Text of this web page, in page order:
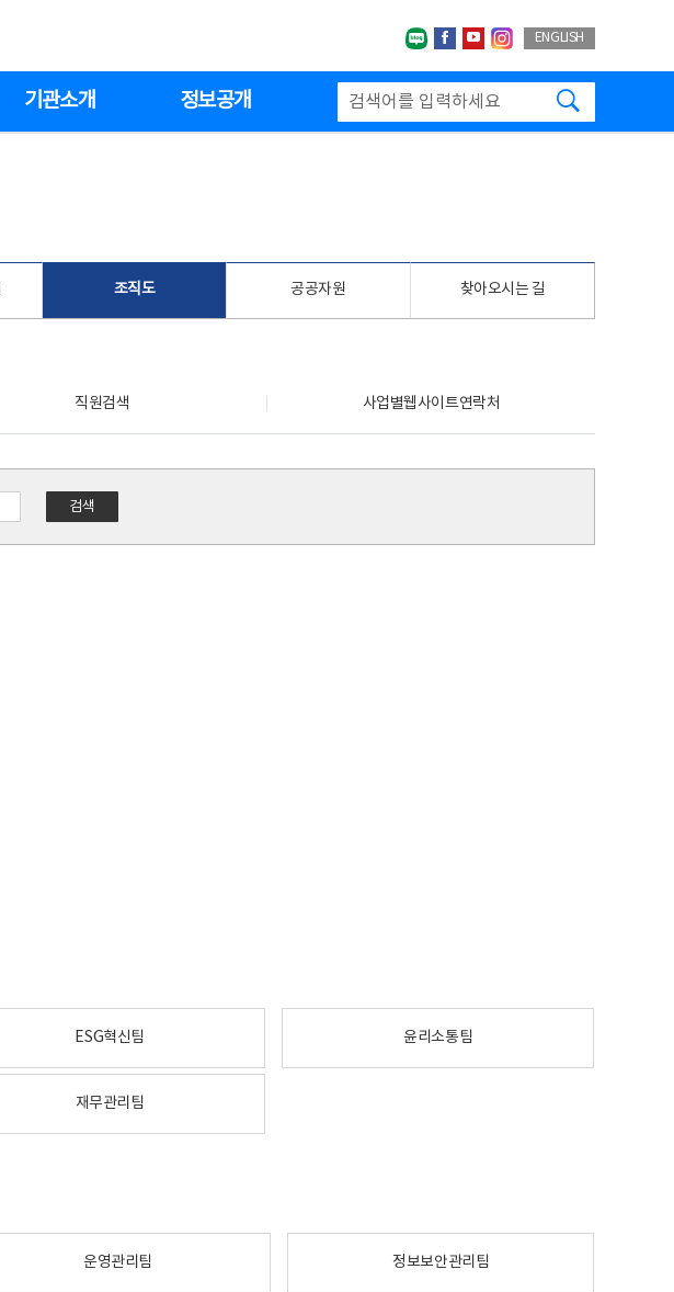
네이버블로그
페이스북
유투브인스타그랩
ENGLISH
기관소개 정보공개
조직도 공공자원 찾아오시는 길
직원검색 사업별웹사이트연락처
검색
ESG혁신팀 윤리소통팀
재무관리팀
운영관리팀 정보보안관리팀